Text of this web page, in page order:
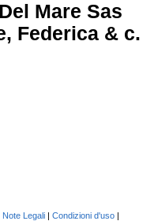
Mare Sas
Federica & c.
Note Legali| Condizioni d'uso|